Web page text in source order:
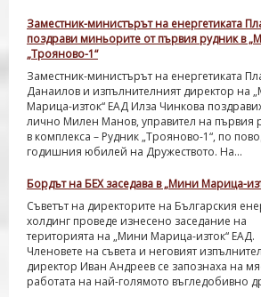
Заместник-министърът на енергетиката
поздрави миньорите от първия рудник в
„Трояново-1“
Заместник-министърът на енергетиката
Данаилов и изпълнителният директор на
Марица-изток“ ЕАД Илза Чинкова
лично Милен Манов, управител на първия
в комплекса – Рудник „Трояново-1“, по
годишния юбилей на Дружеството. На...
Бордът на БЕХ заседава в „Мини Марица-
Съветът на директорите на Българския
холдинг проведе изнесено заседание на
територията на „Мини Марица-изток“ ЕАД.
Членовете на съвета и неговият
директор Иван Андреев се запознаха на
работата на най-голямото въгледобивно